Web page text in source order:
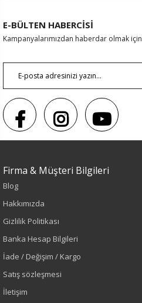
Sezon : KIŞLIK
Renk
E-BÜLTEN HABERCİSİ
Kampanyalarımızdan haberdar olmak
Firma & Müşteri Bilgileri
Blog
Hakkımızda
Gizlilik Politikası
Banka Hesap Bilgileri
İade / Değişim / Kargo
Satış sözleşmesi
İletişim